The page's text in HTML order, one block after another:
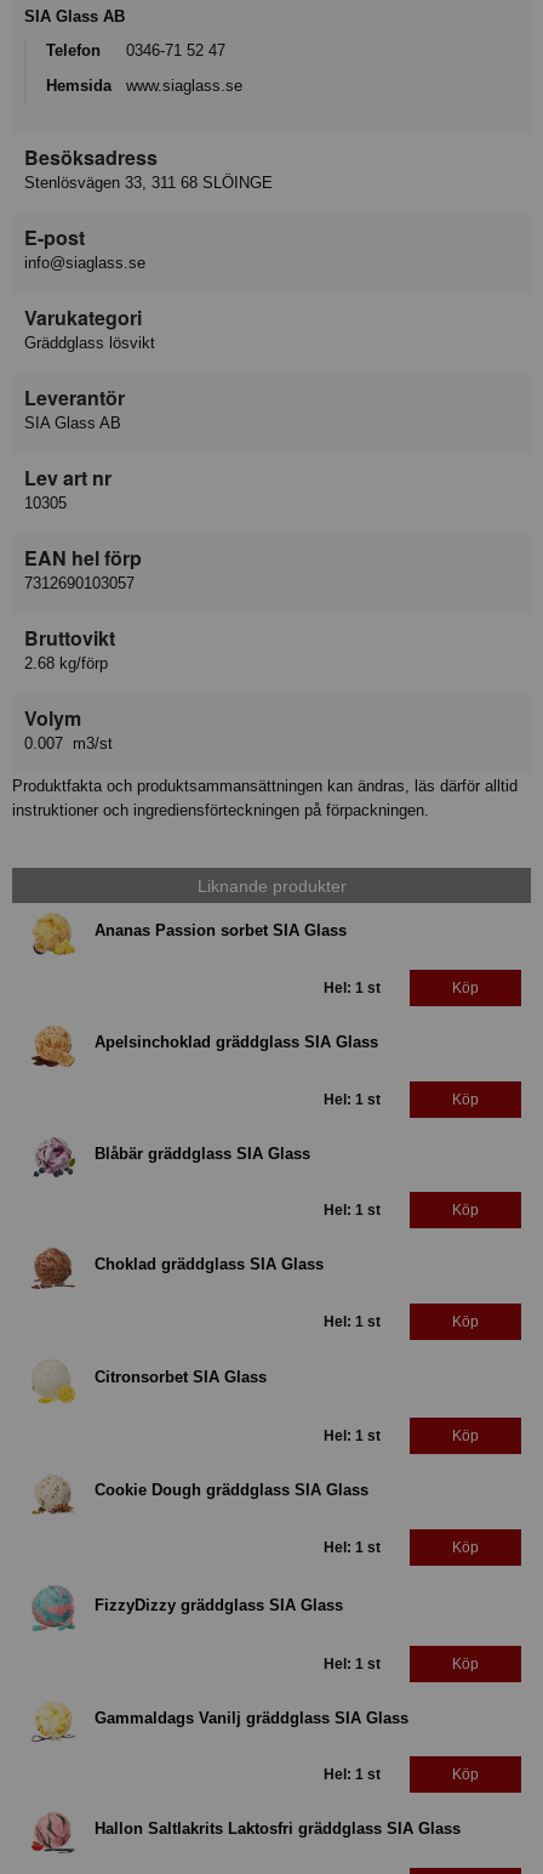
SIA Glass AB
Telefon
0346-71 52 47
Hemsida
www.siaglass.se
Besöksadress
Stenlösvägen 33, 311 68 SLÖINGE
E-post
info@siaglass.se
Varukategori
Gräddglass lösvikt
Leverantör
SIA Glass AB
Lev art nr
10305
EAN hel förp
7312690103057
Bruttovikt
2.68 kg/förp
Volym
0.007 m3/st
Produktfakta och produktsammansättningen kan ändras, läs därför alltid
instruktioner och ingrediensförteckningen på förpackningen.
Liknande produkter
Ananas Passion sorbet SIA Glass
Hel: 1 st Köp
Apelsinchoklad gräddglass SIA Glass
Hel: 1 st Köp
Blåbär gräddglass SIA Glass
Hel: 1 st Köp
Choklad gräddglass SIA Glass
Hel: 1 st Köp
Citronsorbet SIA Glass
Hel: 1 st Köp
Cookie Dough gräddglass SIA Glass
Hel: 1 st Köp
FizzyDizzy gräddglass SIA Glass
Hel: 1 st Köp
Gammaldags Vanilj gräddglass SIA Glass
Hel: 1 st Köp
Hallon Saltlakrits Laktosfri gräddglass SIA Glass